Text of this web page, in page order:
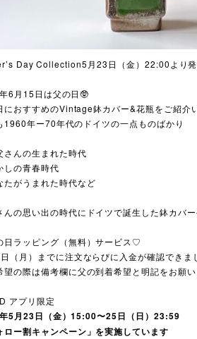
Day Collection5月23日（金）22:00より
6月15日は父の日🥸
におすすめのVintage鉢カバー&花瓶をご紹介
1960年ー70年代のドイツの一点ものばかり
さんの生まれた時代
しの青春時代
たがうまれた時代など
んの思い出の時代にドイツで誕生した鉢カバ
ラッピング（無料）サービス♡
（月）までに注文ならびに入金が確認できま
望の際は備考欄に父の到着希望と明記をお願い
アプリ限定
5月23日（金）15:00〜25日（日）23:59
ロー割キャンペーン」を実施しています